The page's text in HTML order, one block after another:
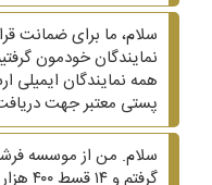
سلام، ما برای ضمانت
نمایندگان خودمون
همه نمایندگان ایمیلی
پستی معتبر جهت